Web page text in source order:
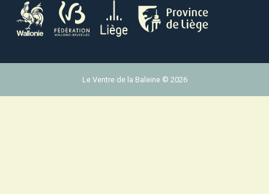
Le Ventre de la Baleine © 2026